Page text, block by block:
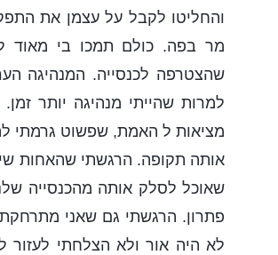
והחליטו לקבל על עצמן את
מר בפה. כולם תמכו בי מאוד
שהצטרפה לכנסייה. המנהיגה
למרות שהייתי מנהיגה יותר
מציאות ל האמת, שפשוט גרמתי
אותה תקופה. הרגשתי שהאחות
שאוכל לסלק אותה מהכנסייה
פתרון. הרגשתי גם שאני
לא היה אור ולא הצלחתי לעזור